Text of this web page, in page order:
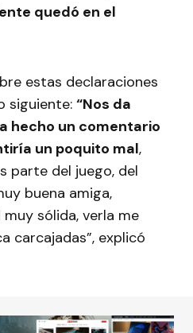
quedó en el
estas declaraciones
siguiente: “Nos da
hecho un comentario
un poquito mal,
parte del juego, del
buena amiga,
sólida, verla me
carcajadas”, explicó